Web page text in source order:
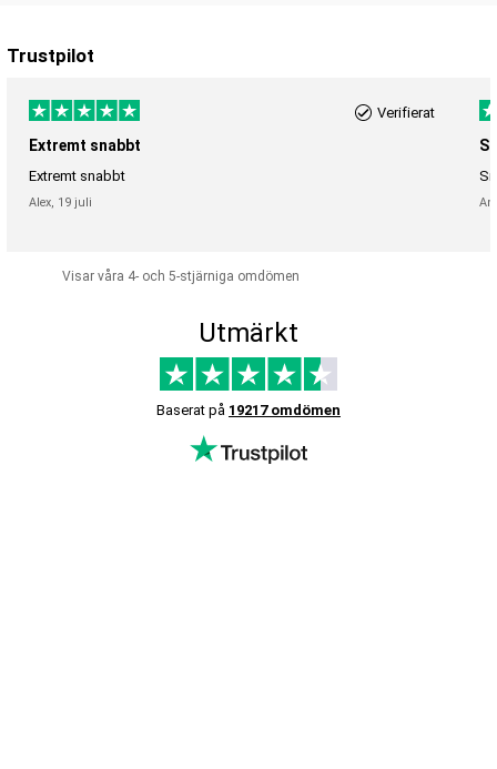
Trustpilot
Verifierat
Extremt snabbt
Extremt snabbt
Alex, 19 juli
Visar våra 4- och 5-stjärniga omdömen
Utmärkt
Baserat på 19217 omdömen